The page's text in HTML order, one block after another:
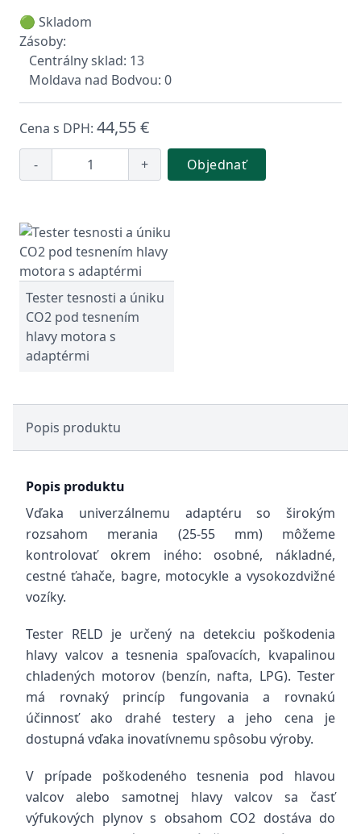
🟢 Skladom
Zásoby:
Centrálny sklad: 13
Moldava nad Bodvou: 0
Cena s DPH: 44,55 €
- + Objednať
Tester tesnosti a úniku
CO2 pod tesnením
hlavy motora s
adaptérmi
Popis produktu
Popis produktu
Vďaka univerzálnemu adaptéru so širokým
rozsahom merania (25-55 mm) môžeme
kontrolovať okrem iného: osobné, nákladné,
cestné ťahače, bagre, motocykle a vysokozdvižné
vozíky.
Tester RELD je určený na detekciu poškodenia
hlavy valcov a tesnenia spaľovacích, kvapalinou
chladených motorov (benzín, nafta, LPG). Tester
má rovnaký princíp fungovania a rovnakú
účinnosť ako drahé testery a jeho cena je
dostupná vďaka inovatívnemu spôsobu výroby.
V prípade poškodeného tesnenia pod hlavou
valcov alebo samotnej hlavy valcov sa časť
výfukových plynov s obsahom CO2 dostáva do